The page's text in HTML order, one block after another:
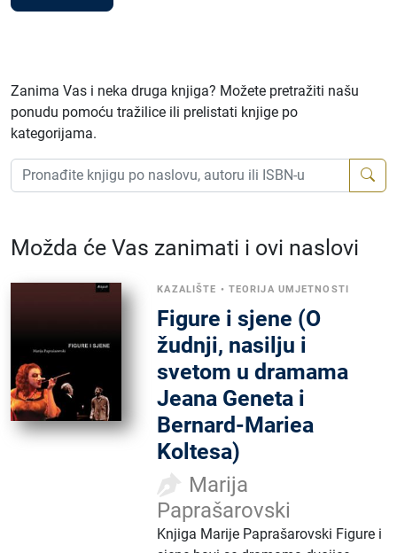
Zanima Vas i neka druga knjiga? Možete pretražiti našu
ponudu pomoću tražilice ili prelistati knjige po
kategorijama.
Možda će Vas zanimati i ovi naslovi
KAZALIŠTE • TEORIJA UMJETNOSTI
Figure i sjene (O
žudnji, nasilju i
svetom u dramama
Jeana Geneta i
Bernard-Mariea
Koltesa)
Marija
Paprašarovski
Knjiga Marije Paprašarovski Figure i